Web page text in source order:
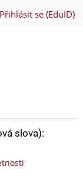
Přihlásit se (EduID)
slova):